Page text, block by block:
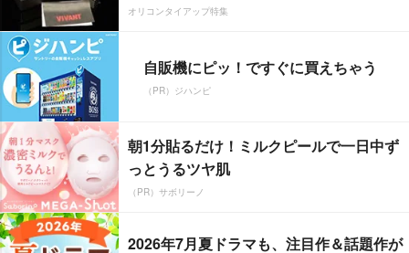
オリコンタイアップ特集
自販機にピッ！ですぐに買えちゃう
（PR）ジハンピ
朝1分貼るだけ！ミルクピールで一日中ず
っとうるツヤ肌
（PR）サボリーノ
2026年7月夏ドラマも、注目作＆話題作が